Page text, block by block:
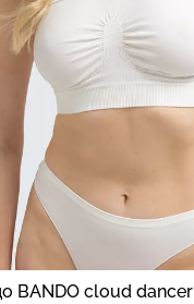
BANDO cloud dancer
258 грн.369